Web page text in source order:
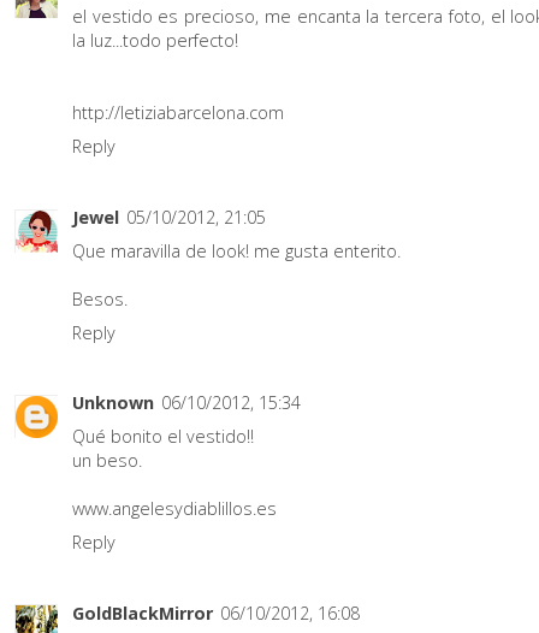
el vestido es precioso, me encanta la tercera foto, el
la luz...todo perfecto!
http://letiziabarcelona.com
Reply
Jewel 05/10/2012, 21:05
Que maravilla de look! me gusta enterito.
Besos.
Reply
Unknown 06/10/2012, 15:34
Qué bonito el vestido!!
un beso.
www.angelesydiablillos.es
Reply
GoldBlackMirror 06/10/2012, 16:08